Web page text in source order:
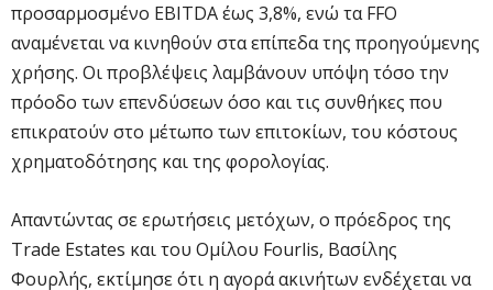
προσαρμοσμένο EBITDA έως 3,8%, ενώ τα FFO
αναμένεται να κινηθούν στα επίπεδα της προηγούμενης
χρήσης. Οι προβλέψεις λαμβάνουν υπόψη τόσο την
πρόοδο των επενδύσεων όσο και τις συνθήκες που
επικρατούν στο μέτωπο των επιτοκίων, του κόστους
χρηματοδότησης και της φορολογίας.
Απαντώντας σε ερωτήσεις μετόχων, ο πρόεδρος της
Trade Estates και του Ομίλου Fourlis, Βασίλης
Φουρλής, εκτίμησε ότι η αγορά ακινήτων ενδέχεται να